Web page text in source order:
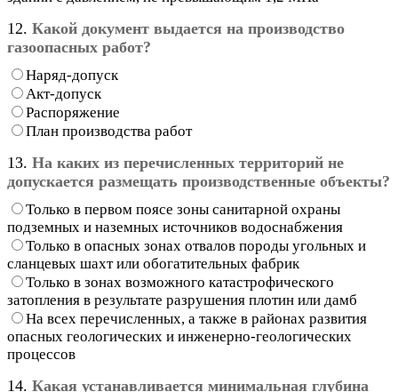
12. Какой документ выдается на производство
газоопасных работ?
Наряд-допуск
Акт-допуск
Распоряжение
План производства работ
13. На каких из перечисленных территорий не
допускается размещать производственные объекты?
Только в первом поясе зоны санитарной охраны
подземных и наземных источников водоснабжения
Только в опасных зонах отвалов породы угольных и
сланцевых шахт или обогатительных фабрик
Только в зонах возможного катастрофического
затопления в результате разрушения плотин или дамб
На всех перечисленных, а также в районах развития
опасных геологических и инженерно-геологических
процессов
14. Какая устанавливается минимальная глубина